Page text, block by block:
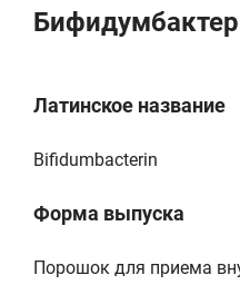
Латинское название
Bifidumbacterin
Форма выпуска
Порошок для приема